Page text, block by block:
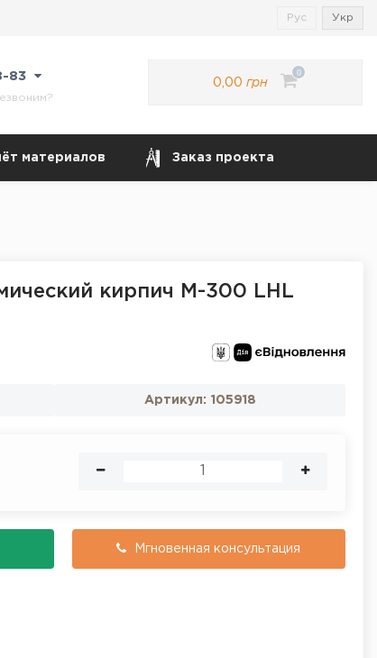
Рус Укр
83
0,00 грн
0
материалов Заказ проекта
кирпич М-300 LHL
Артикул: 105918
Мгновенная консультация